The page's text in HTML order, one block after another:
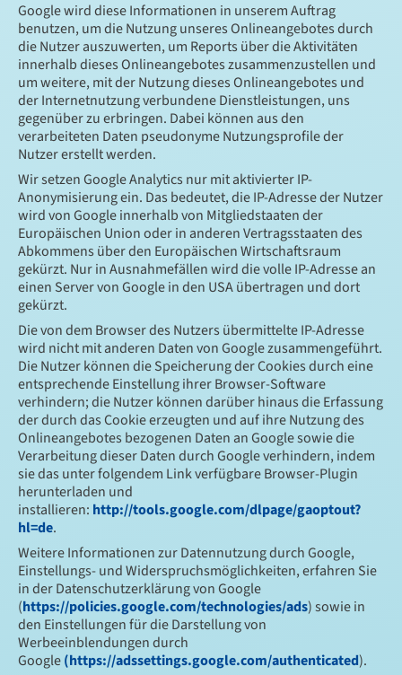
Google wird diese Informationen in unserem Auftrag
benutzen, um die Nutzung unseres Onlineangebotes durch
die Nutzer auszuwerten, um Reports über die Aktivitäten
innerhalb dieses Onlineangebotes zusammenzustellen und
um weitere, mit der Nutzung dieses Onlineangebotes und
der Internetnutzung verbundene Dienstleistungen, uns
gegenüber zu erbringen. Dabei können aus den
verarbeiteten Daten pseudonyme Nutzungsprofile der
Nutzer erstellt werden.
Wir setzen Google Analytics nur mit aktivierter IP-
Anonymisierung ein. Das bedeutet, die IP-Adresse der Nutzer
wird von Google innerhalb von Mitgliedstaaten der
Europäischen Union oder in anderen Vertragsstaaten des
Abkommens über den Europäischen Wirtschaftsraum
gekürzt. Nur in Ausnahmefällen wird die volle IP-Adresse an
einen Server von Google in den USA übertragen und dort
gekürzt.
Die von dem Browser des Nutzers übermittelte IP-Adresse
wird nicht mit anderen Daten von Google zusammengeführt.
Die Nutzer können die Speicherung der Cookies durch eine
entsprechende Einstellung ihrer Browser-Software
verhindern; die Nutzer können darüber hinaus die Erfassung
der durch das Cookie erzeugten und auf ihre Nutzung des
Onlineangebotes bezogenen Daten an Google sowie die
Verarbeitung dieser Daten durch Google verhindern, indem
sie das unter folgendem Link verfügbare Browser-Plugin
herunterladen und
installieren: http://tools.google.com/dlpage/gaoptout?
hl=de.
Weitere Informationen zur Datennutzung durch Google,
Einstellungs- und Widerspruchsmöglichkeiten, erfahren Sie
in der Datenschutzerklärung von Google
(https://policies.google.com/technologies/ads) sowie in
den Einstellungen für die Darstellung von
Werbeeinblendungen durch
Google(https://adssettings.google.com/authenticated).